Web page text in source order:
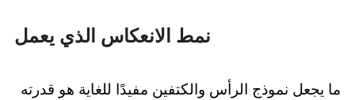
نمط الانعكاس الذي يعمل
ما يجعل نموذج الرأس والكتفين مفيدًا للغاية هو قدرته